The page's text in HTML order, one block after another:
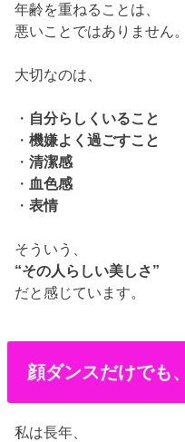
年齢を重ねることは、
悪いことではありません。
大切なのは、
・ 自分らしくいること
・機嫌よく過ごすこと
・清潔感
・ 血色感
・表情
そういう、
“その人らしい美しさ”
だと感じています。
顔ダンスだけでも
私は長年、